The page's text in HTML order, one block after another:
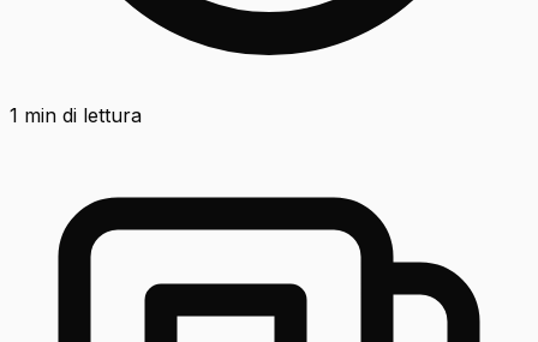
1 min di lettura